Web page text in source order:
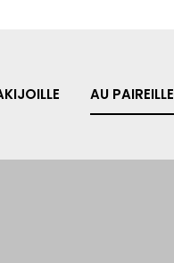
AU PAIREILLE